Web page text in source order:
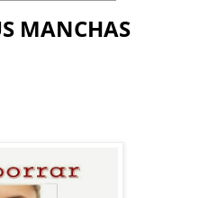
MANCHAS